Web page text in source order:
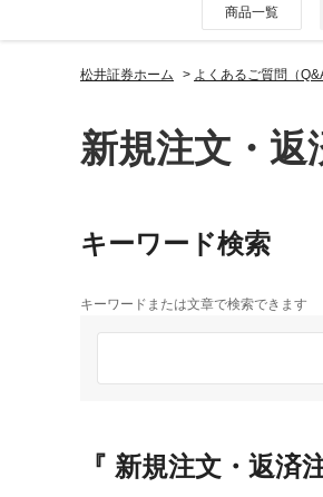
商品一覧
松井証券ホーム > よくあるご質問（
新規注文・返
キーワード検索
キーワードまたは文章で検索できます
『 新規注文・返